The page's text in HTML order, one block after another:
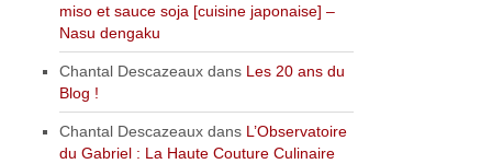
miso et sauce soja [cuisine japonaise] –
Nasu dengaku
Chantal Descazeaux dans Les 20 ans du
Blog !
Chantal Descazeaux dans L’Observatoire
du Gabriel : La Haute Couture Culinaire